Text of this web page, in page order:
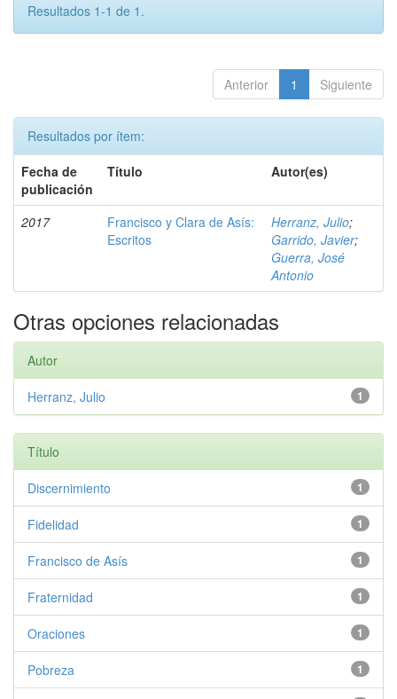
Resultados 1-1 de 1.
Anterior 1 Siguiente
Resultados por ítem:
Fecha de
publicación
Título Autor(es)
2017
Francisco y Clara de Asís:
Escritos
Herranz, Julio;
Garrido, Javier;
Guerra, José
Antonio
Otras opciones relacionadas
Autor
1
Herranz, Julio
Título
1
Discernimiento
1
Fidelidad
1
Francisco de Asís
1
Fraternidad
1
Oraciones
1
Pobreza